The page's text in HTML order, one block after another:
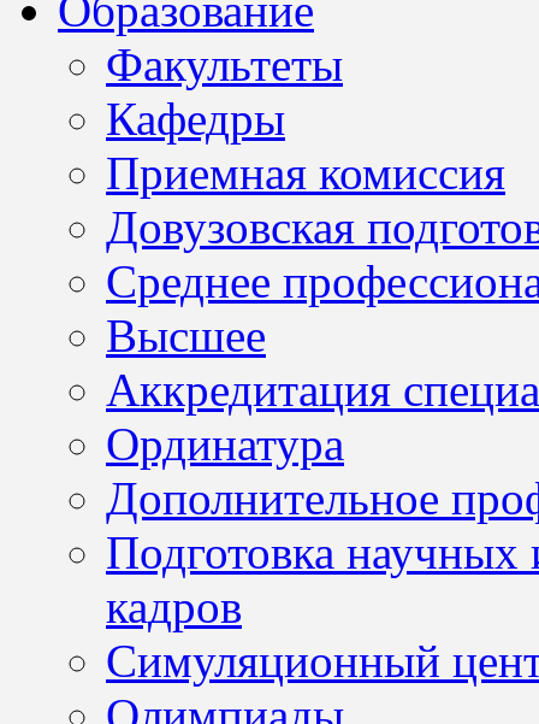
Факультеты
Кафедры
Приемная комиссия
Довузовская
Среднее
Высшее
Аккредитация
Ординатура
Дополнительное
Подготовка научных
кадров
Симуляционный